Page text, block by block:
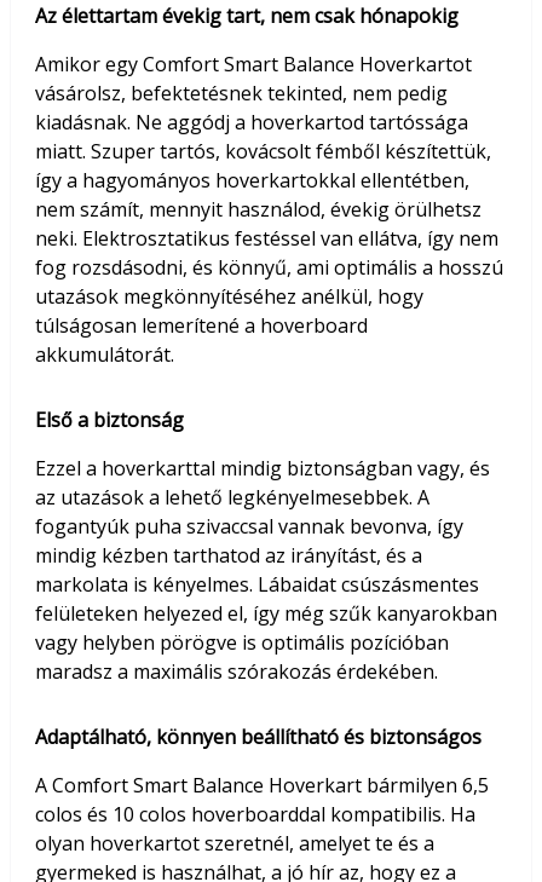
Az élettartam évekig tart, nem csak hónapokig
Amikor egy Comfort Smart Balance Hoverkartot
vásárolsz, befektetésnek tekinted, nem pedig
kiadásnak. Ne aggódj a hoverkartod tartóssága
miatt. Szuper tartós, kovácsolt fémből készítettük,
így a hagyományos hoverkartokkal ellentétben,
nem számít, mennyit használod, évekig örülhetsz
neki. Elektrosztatikus festéssel van ellátva, így nem
fog rozsdásodni, és könnyű, ami optimális a hosszú
utazások megkönnyítéséhez anélkül, hogy
túlságosan lemerítené a hoverboard
akkumulátorát.
Első a biztonság
Ezzel a hoverkarttal mindig biztonságban vagy, és
az utazások a lehető legkényelmesebbek. A
fogantyúk puha szivaccsal vannak bevonva, így
mindig kézben tarthatod az irányítást, és a
markolata is kényelmes. Lábaidat csúszásmentes
felületeken helyezed el, így még szűk kanyarokban
vagy helyben pörögve is optimális pozícióban
maradsz a maximális szórakozás érdekében.
Adaptálható, könnyen beállítható és biztonságos
A Comfort Smart Balance Hoverkart bármilyen 6,5
colos és 10 colos hoverboarddal kompatibilis. Ha
olyan hoverkartot szeretnél, amelyet te és a
gyermeked is használhat, a jó hír az, hogy ez a